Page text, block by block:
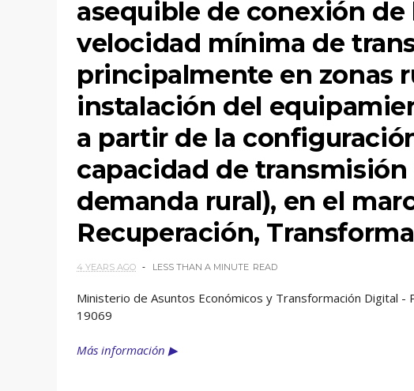
asequible de conexión de
velocidad mínima de
principalmente en zonas
instalación del
a partir de la
capacidad de
demanda rural), en el
Recuperación,
4 YEARS AGO LESS THAN A MINUTE READ
Ministerio de Asuntos Económicos y Transformación Digital
19069
Más información ▶